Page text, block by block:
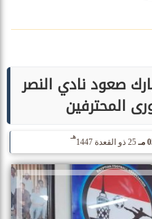
صعود نادي النصر
المحترفين
25 ذو القعدة 1447
هـ